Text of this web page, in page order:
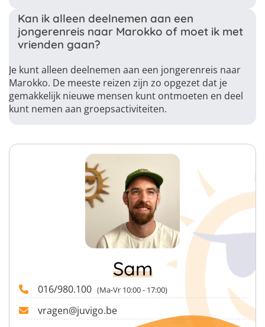
Sam
016/980.100 (Ma-Vr 10:00 - 17:00)
vragen@juvigo.be
Kan ik alleen deelnemen aan een
jongerenreis naar Marokko of moet ik met
vrienden gaan?
Je kunt alleen deelnemen aan een jongerenreis naar
Marokko. De meeste reizen zijn zo opgezet dat je
gemakkelijk nieuwe mensen kunt ontmoeten en deel
kunt nemen aan groepsactiviteiten.